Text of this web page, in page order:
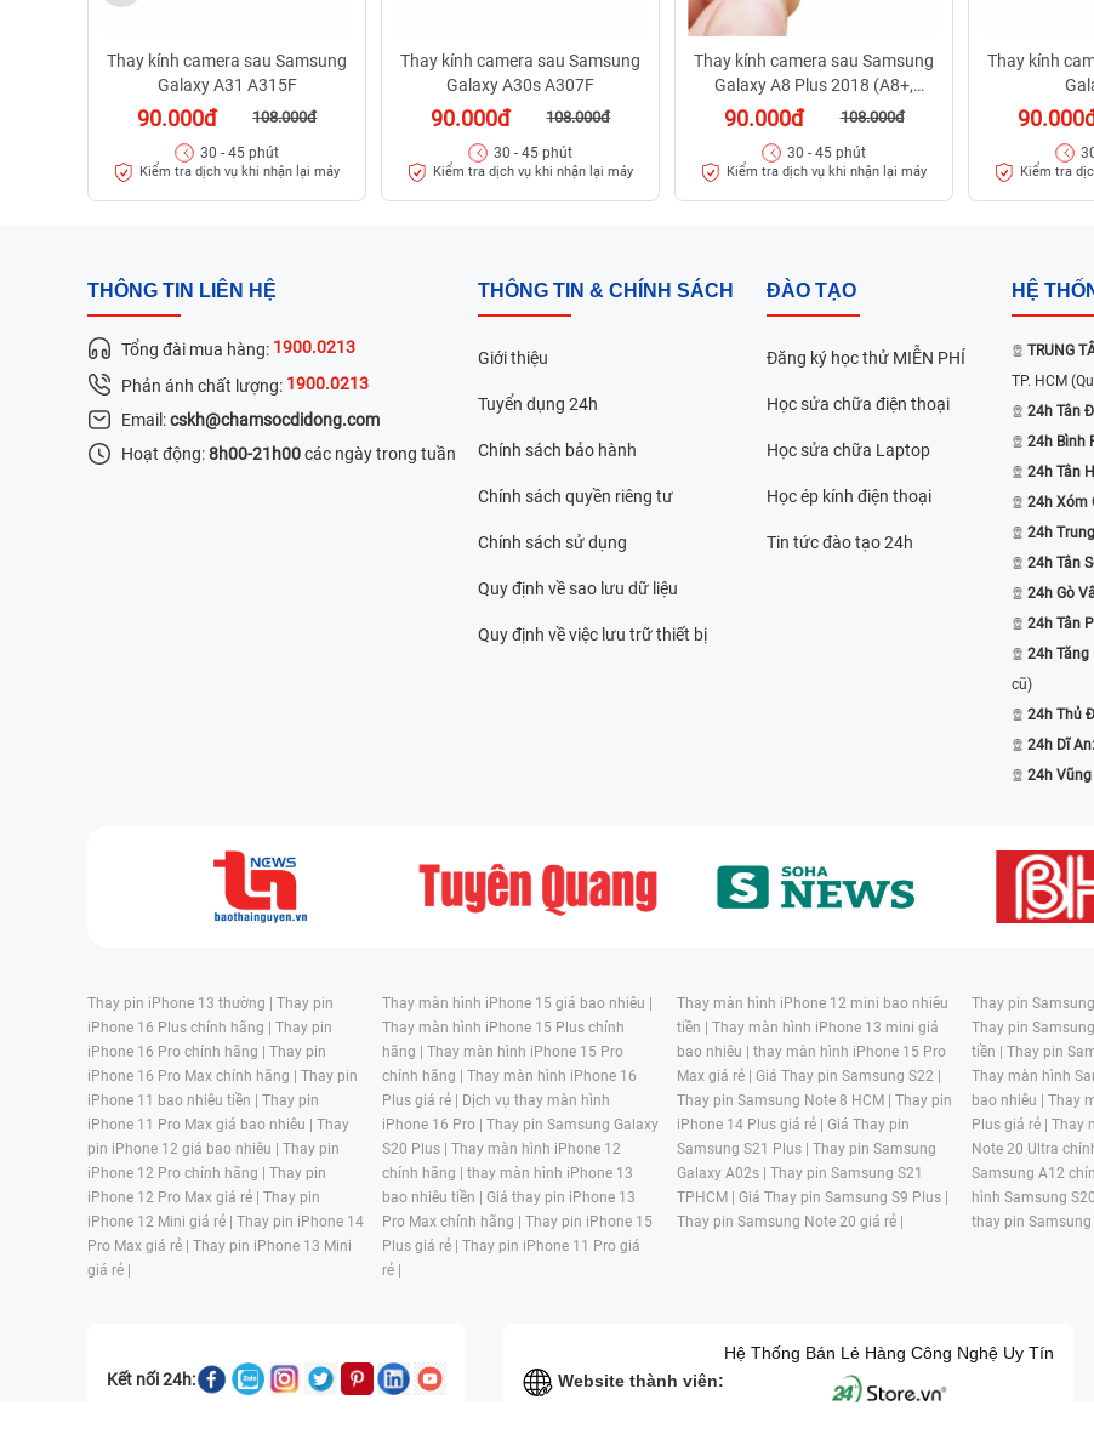
Thay kính camera sau Samsung
Galaxy A31 A315F
90.000đ 108.000đ
30 - 45 phút
Kiểm tra dịch vụ khi nhận lại máy
Thay kính camera sau Samsung
Galaxy A30s A307F
90.000đ 108.000đ
30 - 45 phút
Kiểm tra dịch vụ khi nhận lại máy
Thay kính camera sau Samsung
Galaxy A8 Plus 2018 (A8+,
A730F)
90.000đ 108.000đ
30 - 45 phút
Kiểm tra dịch vụ khi nhận lại máy
Thay kính
Kiểm tra
THÔNG TIN LIÊN HỆ
Tổng đài mua hàng: 1900.0213
Phản ánh chất lượng: 1900.0213
Email:cskh@chamsocdidong.com
Hoạt động:8h00-21h00các ngày trong tuần
THÔNG TIN & CHÍNH SÁCH
Giới thiệu
Tuyển dụng 24h
Chính sách bảo hành
Chính sách quyền riêng tư
Chính sách sử dụng
Quy định về sao lưu dữ liệu
Quy định về việc lưu trữ thiết bị
ĐÀO TẠO
Đăng ký học thử MIỄN PHÍ
Học sửa chữa điện thoại
Học sửa chữa Laptop
Học ép kính điện thoại
Tin tức đào tạo 24h
HỆ
TRUNG
TP. HCM
24h Tân
24h Bình
24h Tân
24h Xóm
24h
24h Tân
24h Gò
24h Tân
24h Tăng
cũ)
24h Thủ
24h Dĩ An:
24h Vũng
Thay pin iPhone 13 thường | Thay pin
iPhone 16 Plus chính hãng | Thay pin
iPhone 16 Pro chính hãng | Thay pin
iPhone 16 Pro Max chính hãng | Thay pin
iPhone 11 bao nhiêu tiền | Thay pin
iPhone 11 Pro Max giá bao nhiêu | Thay
pin iPhone 12 giá bao nhiêu | Thay pin
iPhone 12 Pro chính hãng | Thay pin
iPhone 12 Pro Max giá rẻ | Thay pin
iPhone 12 Mini giá rẻ | Thay pin iPhone 14
Pro Max giá rẻ | Thay pin iPhone 13 Mini
giá rẻ |
Thay màn hình iPhone 15 giá bao nhiêu |
Thay màn hình iPhone 15 Plus chính
hãng | Thay màn hình iPhone 15 Pro
chính hãng | Thay màn hình iPhone 16
Plus giá rẻ | Dịch vụ thay màn hình
iPhone 16 Pro | Thay pin Samsung Galaxy
S20 Plus | Thay màn hình iPhone 12
chính hãng | thay màn hình iPhone 13
bao nhiêu tiền | Giá thay pin iPhone 13
Pro Max chính hãng | Thay pin iPhone 15
Plus giá rẻ | Thay pin iPhone 11 Pro giá
rẻ |
Thay màn hình iPhone 12 mini bao nhiêu
tiền | Thay màn hình iPhone 13 mini giá
bao nhiêu | thay màn hình iPhone 15 Pro
Max giá rẻ | Giá Thay pin Samsung S22 |
Thay pin Samsung Note 8 HCM | Thay pin
iPhone 14 Plus giá rẻ | Giá Thay pin
Samsung S21 Plus | Thay pin Samsung
Galaxy A02s | Thay pin Samsung S21
TPHCM | Giá Thay pin Samsung S9 Plus |
Thay pin Samsung Note 20 giá rẻ |
Thay pin
Thay pin
tiền | Thay pin
Thay màn hình
bao nhiêu | Thay
Plus giá rẻ | Thay
Note 20 Ultra
Samsung A12
hình Samsung
thay pin Samsung
Kết nối 24h: Website thành viên:
Hệ Thống Bán Lẻ Hàng Công Nghệ Uy Tín